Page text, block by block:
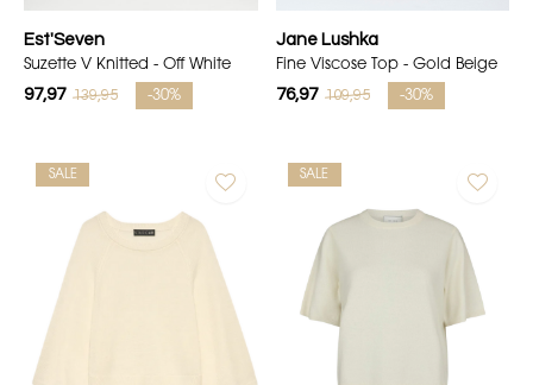
Est'Seven
Suzette V Knitted - Off White
97,97 139,95 -30%
Jane Lushka
Fine Viscose Top - Gold Beige
76,97 109,95 -30%
SALE SALE